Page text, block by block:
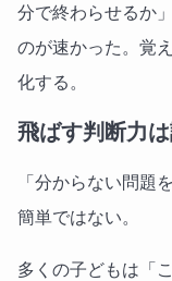
分で終わらせるか
のが速かった。覚
化する。
飛ばす判断力
「分からない問題
簡単ではない。
多くの子どもは「